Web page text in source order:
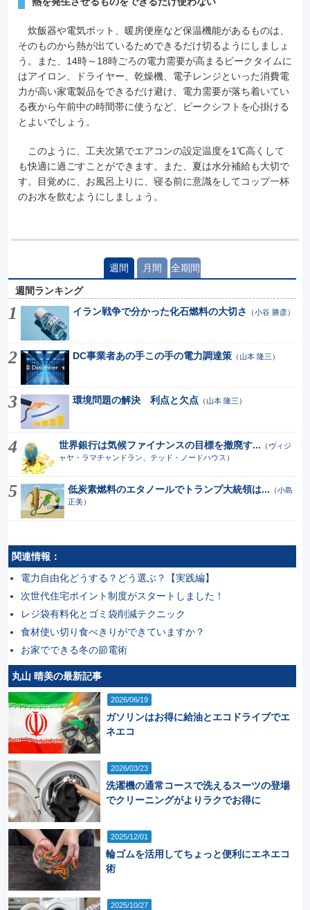
炊飯器や電気ポット、暖房便座など保温機能があるものは、
そのものから熱が出ているためできるだけ切るようにしましょ
う。また、14時～18時ごろの電力需要が高まるピークタイムに
はアイロン、ドライヤー、乾燥機、電子レンジといった消費電
力が高い家電製品をできるだけ避け、電力需要が落ち着いてい
る夜から午前中の時間帯に使うなど、ピークシフトを心掛ける
とよいでしょう。
このように、工夫次第でエアコンの設定温度を1℃高くして
も快適に過ごすことができます。また、夏は水分補給も大切で
す。目覚めに、お風呂上りに、寝る前に意識をしてコップ一杯
のお水を飲むようにしましょう。
週間 月間 全期間
週間ランキング
イラン戦争で分かった化石燃料の大切さ
（小谷 勝彦）
DC事業者あの手この手の電力調達策（山本 隆三 ）
環境問題の解決 利点と欠点 （山本 隆三 ）
世界銀行は気候ファイナンスの目標を撤廃す... （ ヴィジ
ャヤ・ラマチャンドラン、テッド・ノードハウス ）
低炭素燃料のエタノールでトランプ大統領は... （小島
正美）
関連情報：
電力自由化どうする？どう選ぶ？【実践編】
次世代住宅ポイント制度がスタートしました！
レジ袋有料化とゴミ袋削減テクニック
食材使い切り食べきりができていますか？
お家でできる冬の節電術
丸山 晴美の最新記事
2026/06/19
ガソリンはお得に給油とエコドライブでエ
ネエコ
2026/03/23
洗濯機の通常コースで洗えるスーツの登場
でクリーニングがよりラクでお得に
2025/12/01
輪ゴムを活用してちょっと便利にエネエコ
術
2025/10/27